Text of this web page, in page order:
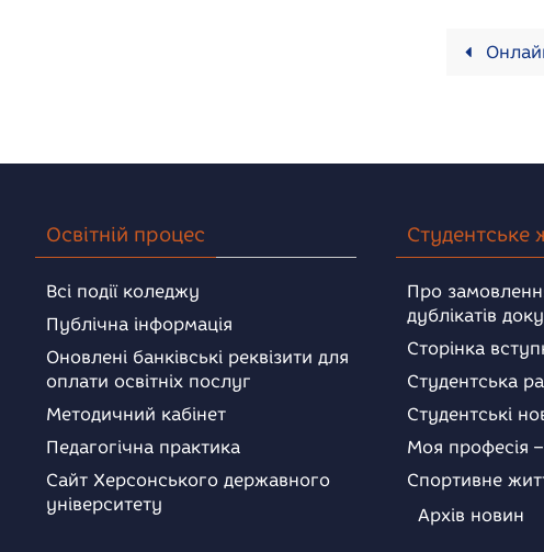
Освітній процес
Всі події коледжу
Публічна інформація
Оновлені банківські реквізити для
оплати освітніх послуг
Методичний кабінет
Педагогічна практика
Сайт Херсонського державного
університету
Студентське
Про
дублікатів
Сторінка
Студентська
Студентські
Моя професія
Спортивне
Архів новин